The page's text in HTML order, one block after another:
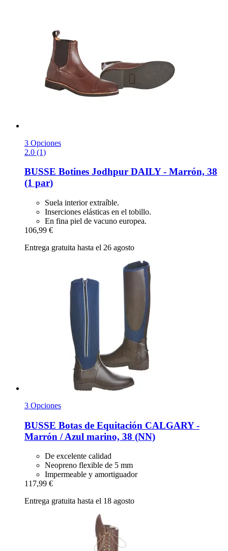
3 Opciones
2.0 (1)
BUSSE Botines Jodhpur DAILY -​ Marrón, 38
(1 par)
Suela interior extraíble.
Inserciones elásticas en el tobillo.
En fina piel de vacuno europea.
106,99 €
Entrega gratuita hasta el 26 agosto
3 Opciones
BUSSE Botas de Equitación CALGARY -​
Marrón / Azul marino, 38 (NN)
De excelente calidad
Neopreno flexible de 5 mm
Impermeable y amortiguador
117,99 €
Entrega gratuita hasta el 18 agosto